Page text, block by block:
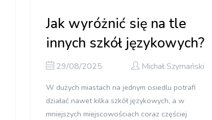
Jak wyróżnić się na tle
innych szkół językowych?
29/08/2025 Michał Szymański
W dużych miastach na jednym osiedlu potrafi
działać nawet kilka szkół językowych, a w
mniejszych miejscowościach coraz częściej